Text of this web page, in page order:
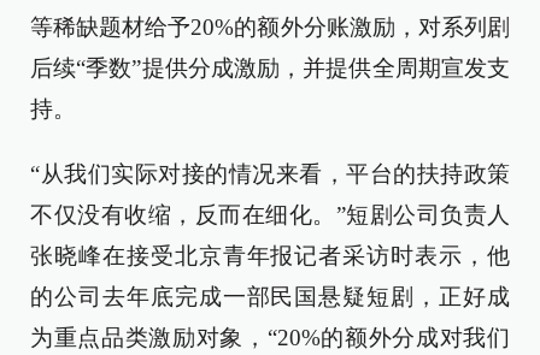
等稀缺题材给予20%的额外分账激励，对系列剧
后续“季数”提供分成激励，并提供全周期宣发支
持。
“从我们实际对接的情况来看，平台的扶持政策
不仅没有收缩，反而在细化。”短剧公司负责人
张晓峰在接受北京青年报记者采访时表示，他
的公司去年底完成一部民国悬疑短剧，正好成
为重点品类激励对象，“20%的额外分成对我们